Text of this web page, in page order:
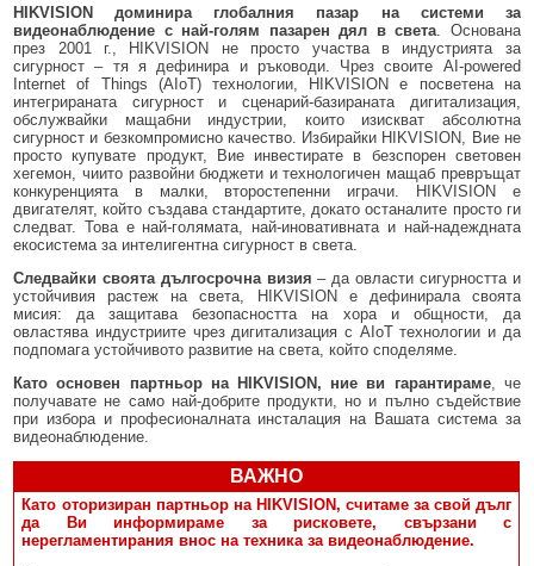
HIKVISION доминира глобалния пазар на системи за
видеонаблюдение с най-голям пазарен дял в света. Основана
през 2001 г., HIKVISION не просто участва в индустрията за
сигурност – тя я дефинира и ръководи. Чрез своите AI-powered
Internet of Things (AIoT) технологии, HIKVISION е посветена на
интегрираната сигурност и сценарий-базираната дигитализация,
обслужвайки мащабни индустрии, които изискват абсолютна
сигурност и безкомпромисно качество. Избирайки HIKVISION, Вие не
просто купувате продукт, Вие инвестирате в безспорен световен
хегемон, чиито развойни бюджети и технологичен мащаб превръщат
конкуренцията в малки, второстепенни играчи. HIKVISION е
двигателят, който създава стандартите, докато останалите просто ги
следват. Това е най-голямата, най-иновативната и най-надеждната
екосистема за интелигентна сигурност в света.
Следвайки своята дългосрочна визия – да овласти сигурността и
устойчивия растеж на света, HIKVISION е дефинирала своята
мисия: да защитава безопасността на хора и общности, да
овластява индустриите чрез дигитализация с AIoT технологии и да
подпомага устойчивото развитие на света, който споделяме.
Като основен партньор на HIKVISION, ние ви гарантираме, че
получавате не само най-добрите продукти, но и пълно съдействие
при избора и професионалната инсталация на Вашата система за
видеонаблюдение.
ВАЖНО
Като оторизиран партньор на HIKVISION, считаме за свой дълг
да Ви информираме за рисковете, свързани с
нерегламентирания внос на техника за видеонаблюдение.